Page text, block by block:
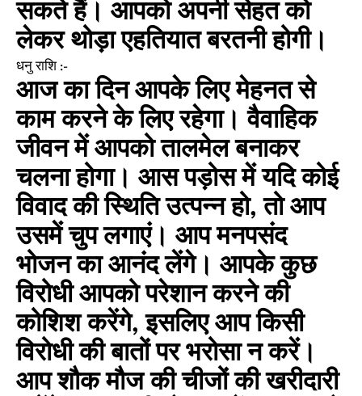
सकते हैं। आपको अपनी सेहत को
लेकर थोड़ा एहतियात बरतनी होगी।
धनु राशि :-
आज का दिन आपके लिए मेहनत से
काम करने के लिए रहेगा। वैवाहिक
जीवन में आपको तालमेल बनाकर
चलना होगा। आस पड़ोस में यदि कोई
विवाद की स्थिति उत्पन्न हो, तो आप
उसमें चुप लगाएं। आप मनपसंद
भोजन का आनंद लेंगे। आपके कुछ
विरोधी आपको परेशान करने की
कोशिश करेंगे, इसलिए आप किसी
विरोधी की बातों पर भरोसा न करें।
आप शौक मौज की चीजों की खरीदारी